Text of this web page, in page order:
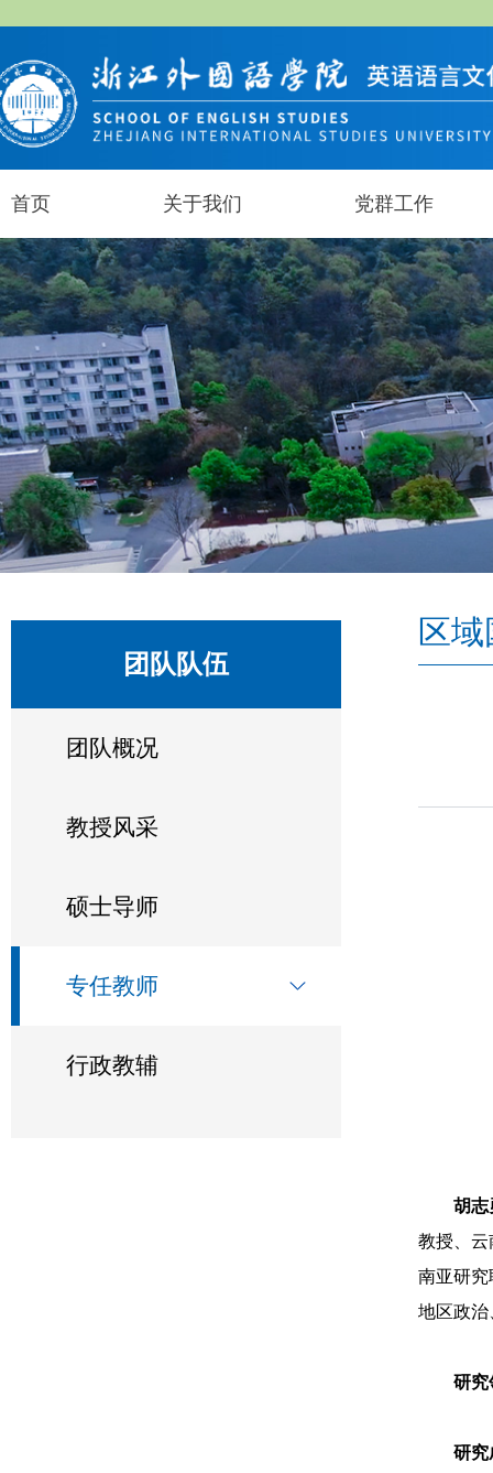
首页 关于我们 党群工作
团队队伍
团队概况
教授风采
硕士导师
专任教师
行政教辅
区
胡志
教授、云
南亚研究
地区政治
研究
研究